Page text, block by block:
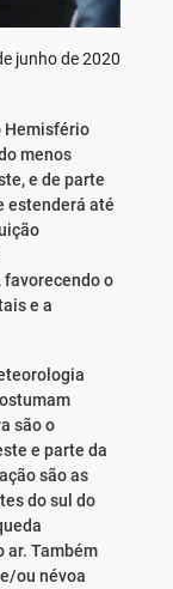
junho de 2020
Hemisfério
menos
e de parte
estenderá até
favorecendo o
e a
são o
e parte da
são as
do sul do
ar. Também
ou névoa